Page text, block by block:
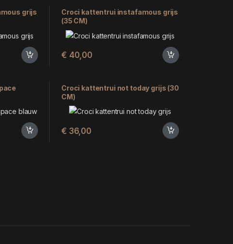
grijs
Croci kattentrui instafamous grijs
(35 CM)
€ 40,00
Croci kattentrui not today grijs (30
CM)
€ 36,00